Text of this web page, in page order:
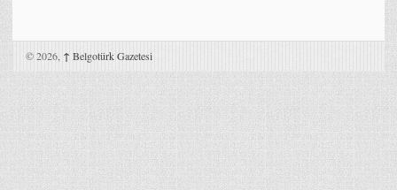
© 2026, ↑ Belgotürk Gazetesi